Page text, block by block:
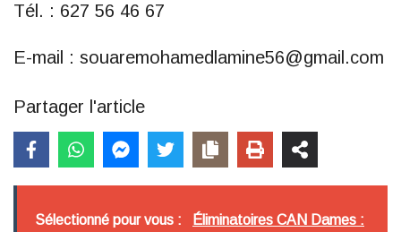
Tél. : 627 56 46 67
E-mail : souaremohamedlamine56@gmail.com
Partager l'article
Sélectionné pour vous : Éliminatoires CAN Dames :